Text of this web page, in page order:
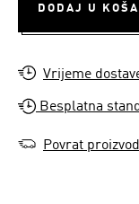
DODAJ U
Vrijeme
Besplatna
Povrat